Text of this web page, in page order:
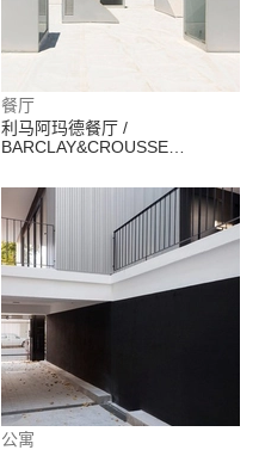
餐厅
利马阿玛德餐厅 /
BARCLAY&CROUSSE
公寓